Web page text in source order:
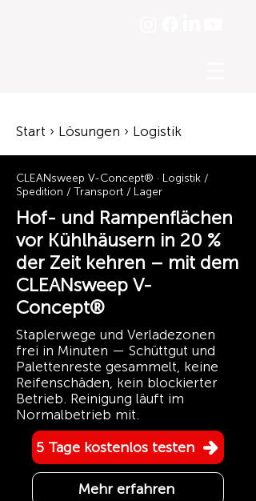
Start › Lösungen › Logistik
CLEANsweep V-Concept® · Logistik /
Spedition / Transport / Lager
Hof- und Rampenflächen
vor Kühlhäusern in 20 %
der Zeit kehren – mit dem
CLEANsweep V-
Concept®
Staplerwege und Verladezonen
frei in Minuten — Schüttgut und
Palettenreste gesammelt, keine
Reifenschäden, kein blockierter
Betrieb. Reinigung läuft im
Normalbetrieb mit.
5 Tage kostenlos testen
Mehr erfahren